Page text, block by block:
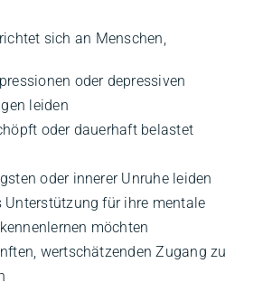
sich an Menschen,
oder depressiven
leiden
oder dauerhaft belastet
oder innerer Unruhe leiden
Unterstützung für ihre mentale
möchten
wertschätzenden Zugang zu